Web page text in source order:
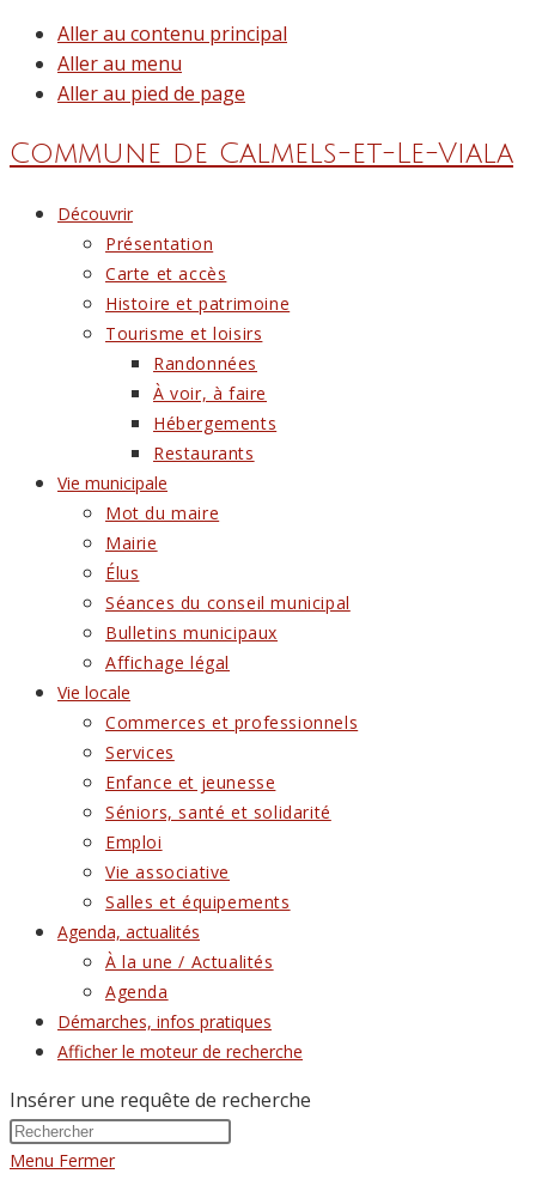
Aller au contenu principal
Aller au menu
Aller au pied de page
Commune de Calmels-et-Le-Viala
Découvrir
Présentation
Carte et accès
Histoire et patrimoine
Tourisme et loisirs
Randonnées
À voir, à faire
Hébergements
Restaurants
Vie municipale
Mot du maire
Mairie
Élus
Séances du conseil municipal
Bulletins municipaux
Affichage légal
Vie locale
Commerces et professionnels
Services
Enfance et jeunesse
Séniors, santé et solidarité
Emploi
Vie associative
Salles et équipements
Agenda, actualités
À la une / Actualités
Agenda
Démarches, infos pratiques
Afficher le moteur de recherche
Insérer une requête de recherche
Menu Fermer